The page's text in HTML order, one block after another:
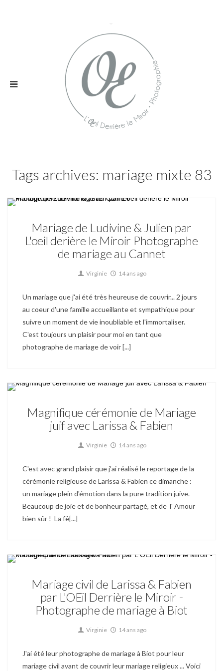
Tags archives: mariage mixte 83
Mariage de Ludivine & Julien par
L'oeil derière le Miroir Photographe
de mariage au Cannet
Virginie 14 ans ago
Un mariage que j'ai été très heureuse de couvrir... 2 jours
au coeur d'une famille accueillante et sympathique pour
suivre un moment de vie inoubliable et l'immortaliser.
C'est toujours un plaisir pour moi en tant que
photographe de mariage de voir [...]
Magnifique cérémonie de Mariage
juif avec Larissa & Fabien
Virginie 14 ans ago
C'est avec grand plaisir que j'ai réalisé le reportage de la
cérémonie religieuse de Larissa & Fabien ce dimanche :
un mariage plein d'émotion dans la pure tradition juive.
Beaucoup de joie et de bonheur partagé, et de l' Amour
bien sûr ! La fê[...]
Mariage civil de Larissa & Fabien
par L'OEil Derrière le Miroir -
Photographe de mariage à Biot
Virginie 14 ans ago
J'ai été leur photographe de mariage à Biot pour leur
mariage civil avant de couvrir leur mariage religieux ... Voici